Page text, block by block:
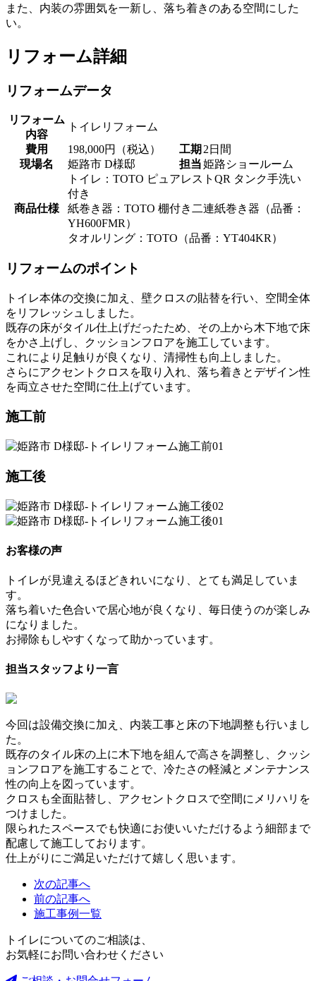
また、内装の雰囲気を一新し、落ち着きのある空間にした
い。
リフォーム詳細
リフォームデータ
リフォーム
内容
トイレリフォーム
費用
198,000円（税込） 工期 2日間
現場名
姫路市 D様邸 担当姫路ショールーム
商品仕様
トイレ：TOTO ピュアレストQR タンク手洗い
付き
紙巻き器：TOTO 棚付き二連紙巻き器（品番：
YH600FMR）
タオルリング：TOTO（品番：YT404KR）
リフォームのポイント
トイレ本体の交換に加え、壁クロスの貼替を行い、空間全体
をリフレッシュしました。
既存の床がタイル仕上げだったため、その上から木下地で床
をかさ上げし、クッションフロアを施工しています。
これにより足触りが良くなり、清掃性も向上しました。
さらにアクセントクロスを取り入れ、落ち着きとデザイン性
を両立させた空間に仕上げています。
施工前
施工後
お客様の声
トイレが見違えるほどきれいになり、とても満足していま
す。
落ち着いた色合いで居心地が良くなり、毎日使うのが楽しみ
になりました。
お掃除もしやすくなって助かっています。
担当スタッフより一言
今回は設備交換に加え、内装工事と床の下地調整も行いまし
た。
既存のタイル床の上に木下地を組んで高さを調整し、クッシ
ョンフロアを施工することで、冷たさの軽減とメンテナンス
性の向上を図っています。
クロスも全面貼替し、アクセントクロスで空間にメリハリを
つけました。
限られたスペースでも快適にお使いいただけるよう細部まで
配慮して施工しております。
仕上がりにご満足いただけて嬉しく思います。
次の記事へ
前の記事へ
施工事例一覧
トイレについてのご相談は、
お気軽にお問い合わせください